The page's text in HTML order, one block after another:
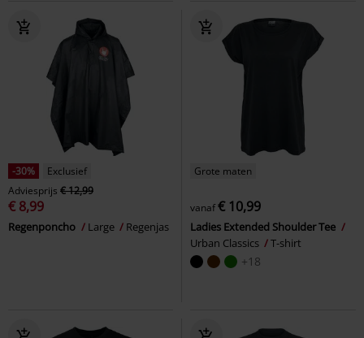
-30%
Exclusief
Adviesprijs € 12,99
€ 8,99
Regenponcho Large Regenjas
Grote maten
vanaf€ 10,99
Ladies Extended Shoulder Tee
Urban Classics
T-shirt
+18